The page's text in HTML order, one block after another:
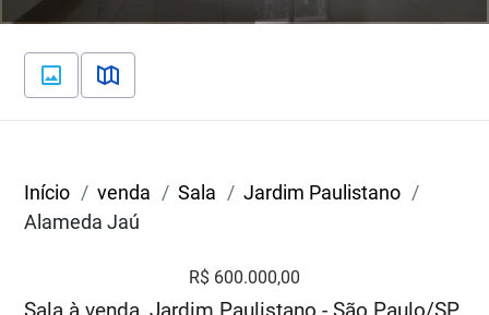
Início venda Sala
Jardim Paulistano
Alameda Jaú
R$ 600.000,00